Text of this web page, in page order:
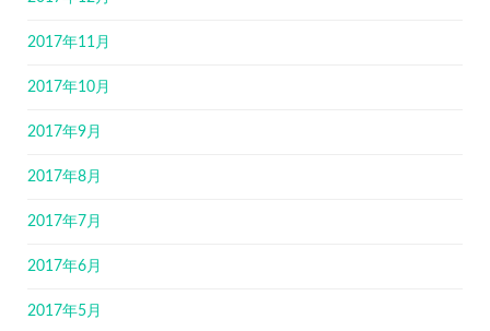
2017年11月
2017年10月
2017年9月
2017年8月
2017年7月
2017年6月
2017年5月